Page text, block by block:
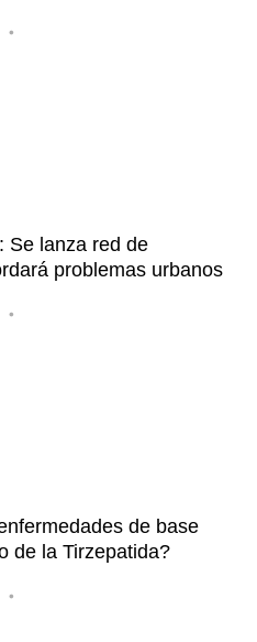
•
Se lanza red de
problemas urbanos
•
de base
de la Tirzepatida?
•